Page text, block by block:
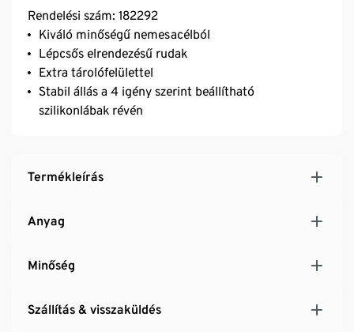
Rendelési szám: 182292
Kiváló minőségű nemesacélból
Lépcsős elrendezésű rudak
Extra tárolófelülettel
Stabil állás a 4 igény szerint beállítható
szilikonlábak révén
Termékleírás
Anyag
Minőség
Szállítás & visszaküldés